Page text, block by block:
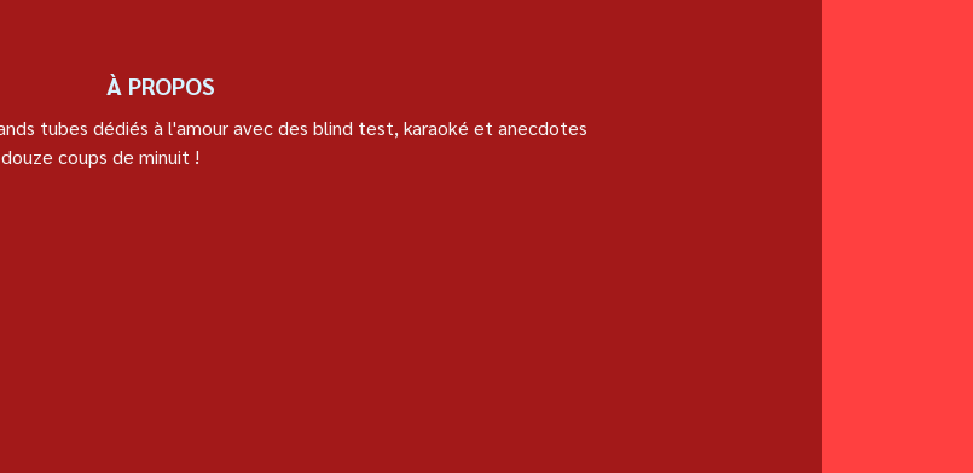
À PROPOS
tubes dédiés à l'amour avec des blind test, karaoké et anecdotes
coups de minuit !